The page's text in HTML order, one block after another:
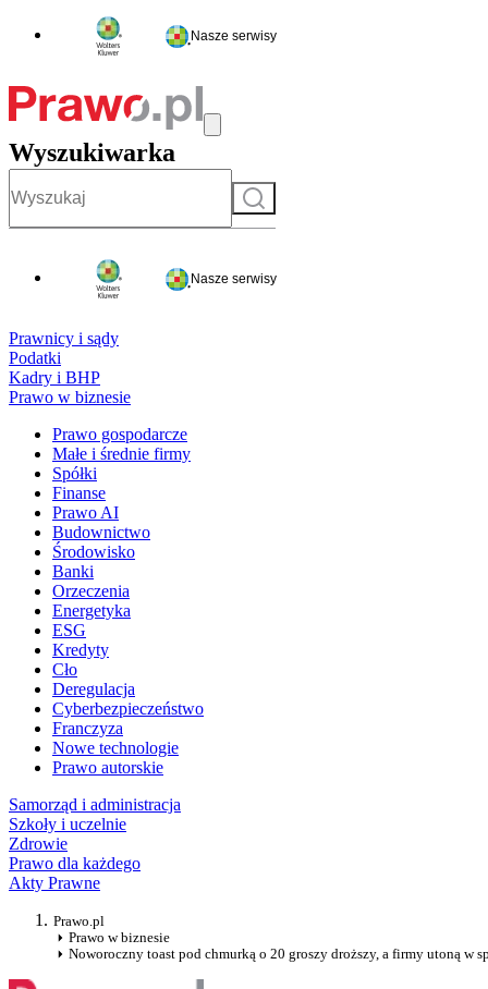
Nasze serwisy
Wyszukiwarka
Szukaj
Nasze serwisy
Prawnicy i sądy
Podatki
Kadry i BHP
Prawo w biznesie
Prawo gospodarcze
Małe i średnie firmy
Spółki
Finanse
Prawo AI
Budownictwo
Środowisko
Banki
Orzeczenia
Energetyka
ESG
Kredyty
Cło
Deregulacja
Cyberbezpieczeństwo
Franczyza
Nowe technologie
Prawo autorskie
Samorząd i administracja
Szkoły i uczelnie
Zdrowie
Prawo dla każdego
Akty Prawne
Prawo.pl
Prawo w biznesie
Noworoczny toast pod chmurką o 20 groszy droższy, a firmy utoną w